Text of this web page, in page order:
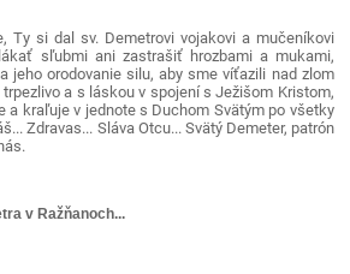
Ty si dal sv. Demetrovi vojakovi a mučeníkovi
sľubmi ani zastrašiť hrozbami a mukami,
jeho orodovanie silu, aby sme víťazili nad zlom
a s láskou v spojení s Ježišom Kristom,
a kraľuje v jednote s Duchom Svätým po všetky
Zdravas... Sláva Otcu... Svätý Demeter, patrón
v Ražňanoch...